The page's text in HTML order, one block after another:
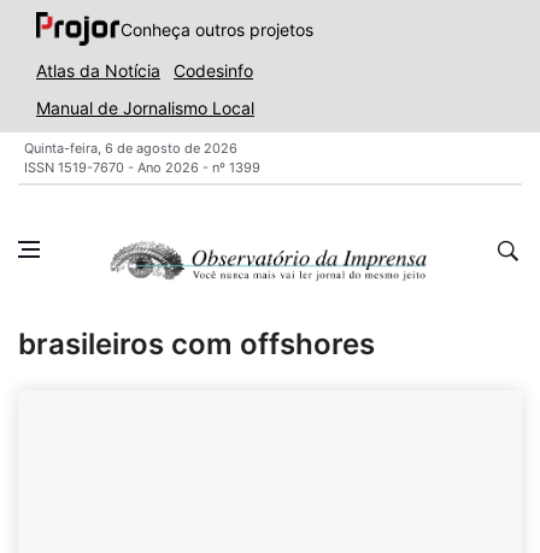
Conheça outros projetos
Atlas da Notícia
Codesinfo
Manual de Jornalismo Local
Quinta-feira, 6 de agosto de 2026
ISSN 1519-7670 - Ano 2026 - nº 1399
brasileiros com offshores